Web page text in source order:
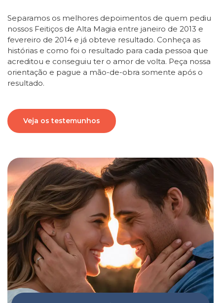
Separamos os melhores depoimentos de quem pediu
nossos Feitiços de Alta Magia entre janeiro de 2013 e
fevereiro de 2014 e já obteve resultado. Conheça as
histórias e como foi o resultado para cada pessoa que
acreditou e conseguiu ter o amor de volta. Peça nossa
orientação e pague a mão-de-obra somente após o
resultado.
Veja os testemunhos